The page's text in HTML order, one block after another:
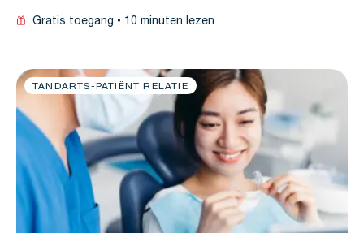
Gratis toegang 10 minuten lezen
TANDARTS-PATIËNT RELATIE